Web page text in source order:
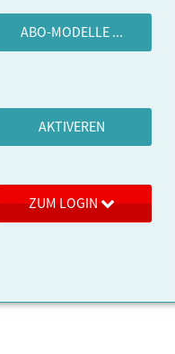
ABO-MODELLE ...
AKTIVEREN
ZUM LOGIN